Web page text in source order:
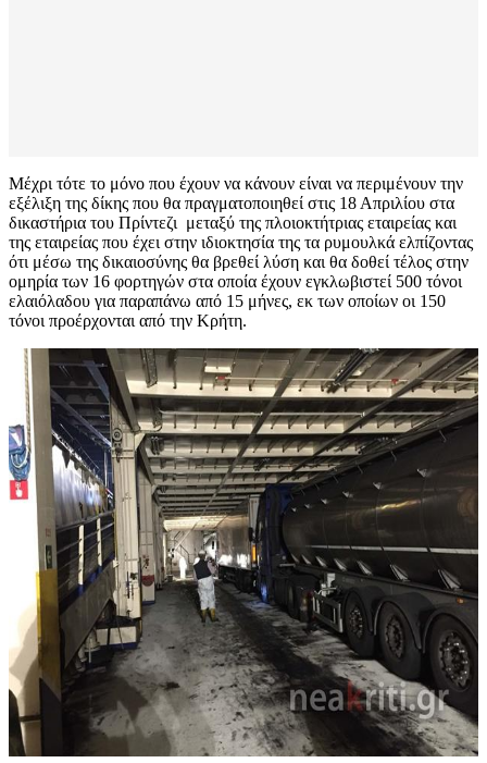
Μέχρι τότε το μόνο που έχουν να κάνουν είναι να περιμένουν την
εξέλιξη της δίκης που θα πραγματοποιηθεί στις 18 Απριλίου στα
δικαστήρια του Πρίντεζι μεταξύ της πλοιοκτήτριας εταιρείας και
της εταιρείας που έχει στην ιδιοκτησία της τα ρυμουλκά ελπίζοντας
ότι μέσω της δικαιοσύνης θα βρεθεί λύση και θα δοθεί τέλος στην
ομηρία των 16 φορτηγών στα οποία έχουν εγκλωβιστεί 500 τόνοι
ελαιόλαδου για παραπάνω από 15 μήνες, εκ των οποίων οι 150
τόνοι προέρχονται από την Κρήτη.